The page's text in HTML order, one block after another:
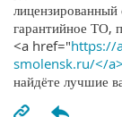
гарантийное ТО,
<a href="https://
smolensk.ru/</a>
найдёте лучшие